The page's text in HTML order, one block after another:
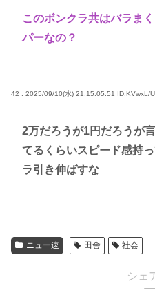
このボンクラ共はバラま
パーなの？
42 : 2025/09/10(水) 21:15:05.51 ID:KVwxL/
2万だろうが1円だろうが
てるくらいスピード感持
ラ引き伸ばすな
ニュー速 田舎 社会
シェ